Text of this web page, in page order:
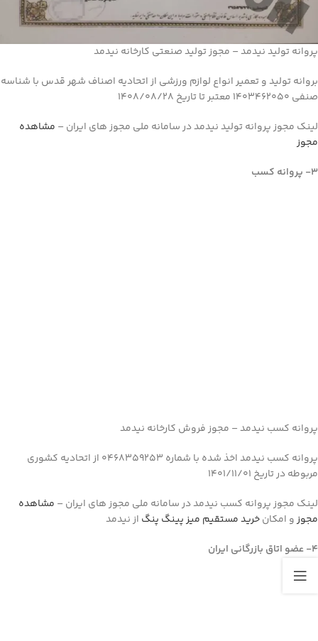
پروانه تولید نیدمد – مجوز تولید صنعتی کارخانه نیدمد
بروانه تولید و تعمیر انواع لوازم ورزشی از اتحادیه اصناف شهر قدس با شناسه
صنفی 1403462050 معتبر تا تاریخ 1408/08/28
لینک مجوز پروانه تولید نیدمد در سامانه ملی مجوز های ایران – مشاهده
مجوز
3- پروانه کسب
پروانه کسب نیدمد – مجوز فروش کارخانه نیدمد
پروانه کسب نیدمد اخذ شده با شماره 0468359253 از اتحادیه کشوری
مربوطه در تاریخ 1401/11/01
لینک مجوز پروانه کسب نیدمد در سامانه ملی مجوز های ایران – مشاهده
مجوزو امکانخرید مستقیم میز پینگ پنگ از نیدمد
4- عضو اتاق بازرگانی ایران